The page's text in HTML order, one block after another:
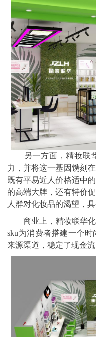
另一方面，精妆联华
力，并将这一基因镌刻
既有平易近人价格适中
的高端大牌，还有特价
人群对化妆品的渴望，
商业上，精妆联华化
sku为消费者搭建一个
来源渠道，稳定了现金